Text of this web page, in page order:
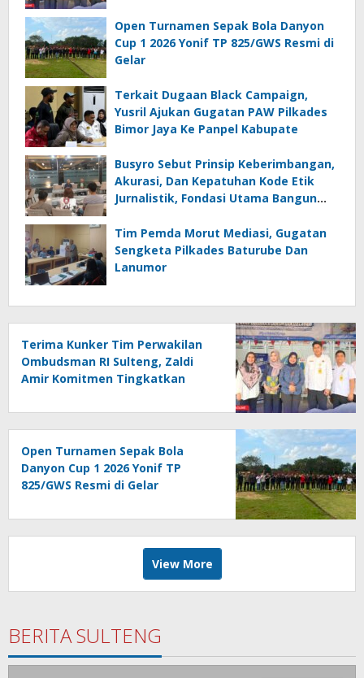
Mal Administrasi
Open Turnamen Sepak Bola Danyon
Cup 1 2026 Yonif TP 825/GWS Resmi di
Gelar
Terkait Dugaan Black Campaign,
Yusril Ajukan Gugatan PAW Pilkades
Bimor Jaya Ke Panpel Kabupate
Busyro Sebut Prinsip Keberimbangan,
Akurasi, Dan Kepatuhan Kode Etik
Jurnalistik, Fondasi Utama Bangun
Tim Pemda Morut Mediasi, Gugatan
Sengketa Pilkades Baturube Dan
Lanumor
Terima Kunker Tim Perwakilan
Ombudsman RI Sulteng, Zaldi
Amir Komitmen Tingkatkan
Akuntabel Bebas Mal
Administrasi
Open Turnamen Sepak Bola
Danyon Cup 1 2026 Yonif TP
825/GWS Resmi di Gelar
View More
BERITA SULTENG